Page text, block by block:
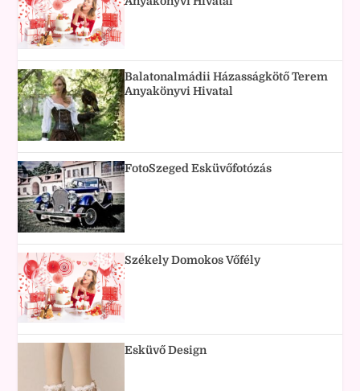
Balatonalmádii Házasságkötő Terem
Anyakönyvi Hivatal
FotoSzeged Esküvőfotózás
Székely Domokos Vőfély
Esküvő Design